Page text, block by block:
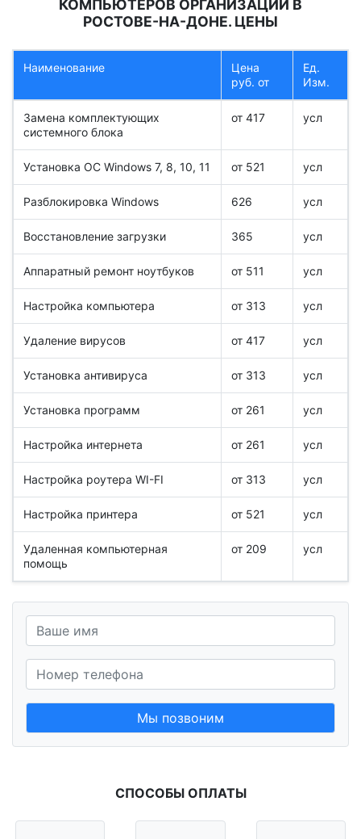
КОМПЬЮТЕРОВ ОРГАНИЗАЦИЙ В
РОСТОВЕ-НА-ДОНЕ. ЦЕНЫ
Наименование
Цена
руб. от
Ед.
Изм.
Замена комплектующих
системного блока
от 417 усл
Установка ОС Windows 7, 8, 10, 11 от 521 усл
Разблокировка Windows 626 усл
Восстановление загрузки 365 усл
Аппаратный ремонт ноутбуков от 511 усл
Настройка компьютера от 313 усл
Удаление вирусов от 417 усл
Установка антивируса от 313 усл
Установка программ от 261 усл
Настройка интернета от 261 усл
Настройка роутера WI-FI от 313 усл
Настройка принтера от 521 усл
Удаленная компьютерная
помощь
от 209 усл
Мы позвоним
СПОСОБЫ ОПЛАТЫ